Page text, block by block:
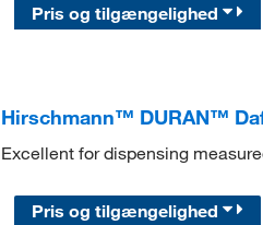
Pris og tilgængelighed
Hirschmann™ DURAN™
Excellent for dispensing
Pris og tilgængelighed